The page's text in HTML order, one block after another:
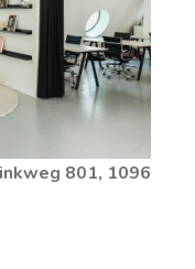
801, 1096